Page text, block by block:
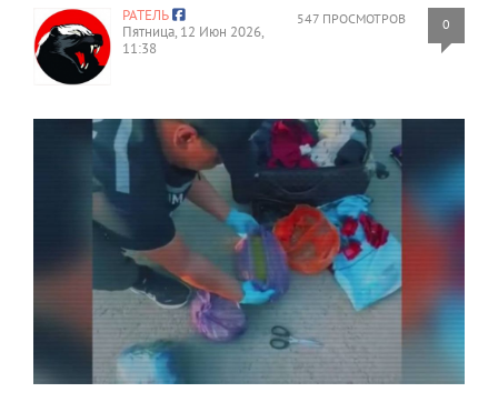
547 ПРОСМОТРОВ 0
РАТЕЛЬ
Пятница, 12 Июн 2026,
11:38